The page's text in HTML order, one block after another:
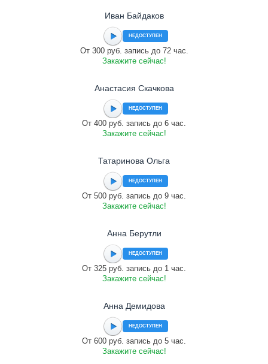
Иван Байдаков
НЕДОСТУПЕН
От 300 руб. запись до 72 час.
Закажите сейчас!
Анастасия Скачкова
НЕДОСТУПЕН
От 400 руб. запись до 6 час.
Закажите сейчас!
Татаринова Ольга
НЕДОСТУПЕН
От 500 руб. запись до 9 час.
Закажите сейчас!
Анна Берутли
НЕДОСТУПЕН
От 325 руб. запись до 1 час.
Закажите сейчас!
Анна Демидова
НЕДОСТУПЕН
От 600 руб. запись до 5 час.
Закажите сейчас!